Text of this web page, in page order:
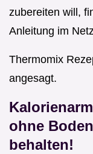
zubereiten will,
Anleitung im
Thermomix
angesagt.
ohne
behalten!